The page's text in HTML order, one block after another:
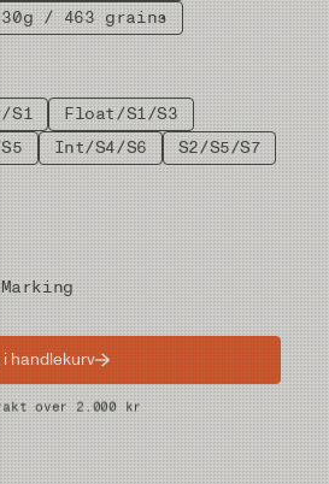
30g / 463 grains
S1
Float/S1/S3
Int/S4/S6
S2/S5/S7
i handlekurv
over 2.000 kr